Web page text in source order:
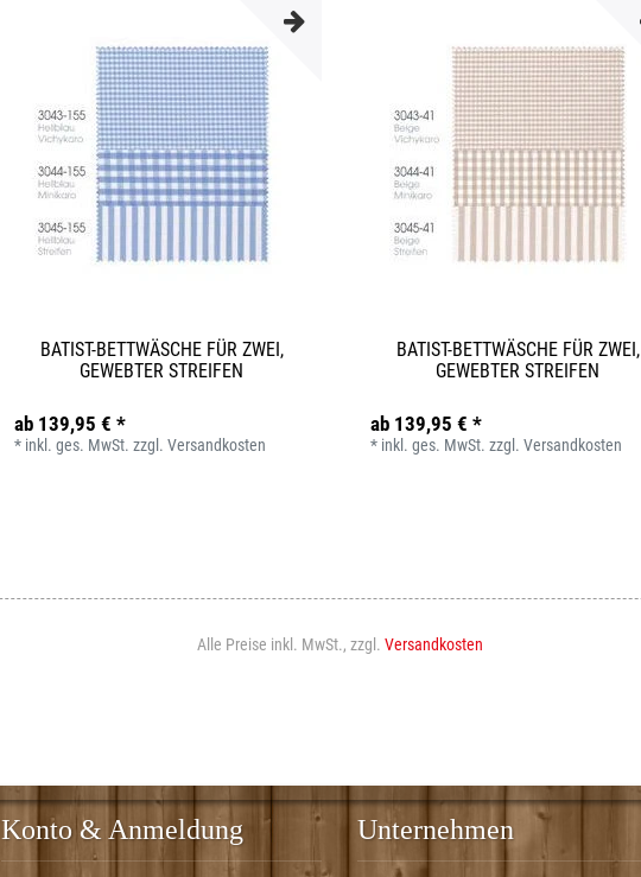
BATIST-BETTWÄSCHE FÜR ZWEI,
GEWEBTER STREIFEN
ab 139,95 € *
* inkl. ges. MwSt. zzgl.Versandkosten
BATIST-BETTWÄSCHE FÜR ZWEI,
GEWEBTER STREIFEN
ab 139,95 € *
* inkl. ges. MwSt. zzgl.Versandkosten
Alle Preise inkl. MwSt., zzgl. Versandkosten
Konto & Anmeldung Unternehmen